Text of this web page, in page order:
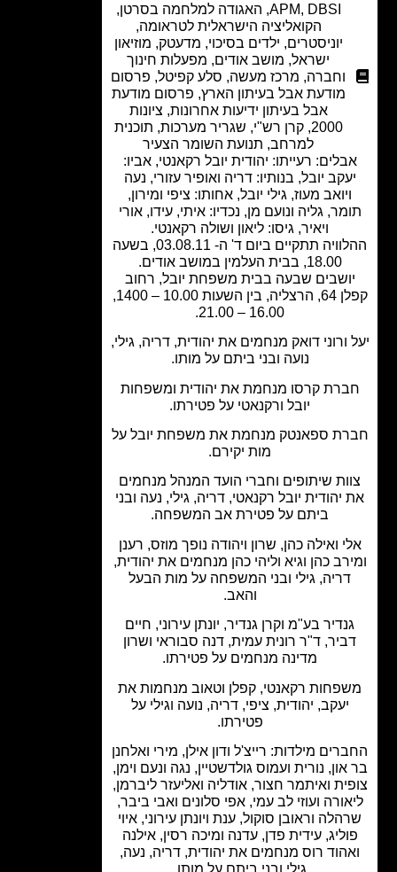
APM
, האגודה למלחמה בסרטן,
הקואליציה הישראלית לטראומה,
יוניסטרים,ילדים בסיכוי, מדעטק ,מוזיאון
מושב אודים,מפעלות חינוך
וחברה
מרכז מעשה, סלע קפיטל, פרסום
מודעת אבל בעיתון הארץ,פרסום מודעת
אבל בעיתון ידיעות אחרונות,ציונות
קרן רש"י,שגריר מערכות ,תוכנית
,תנועת השומר הצעיר
רעייתו: יהודית יובל רקאנטי, אביו:
יובל, בנותיו: דריה ואופיר עזורי, נעה
מעוז, גילי יובל, אחותו: ציפי ומירון,
גליה ונועם מן, נכדיו: איתי, עידו, אורי
ויאיר, גיסו: ליאון ושולה רקאנטי.
ההלוויה תתקיים ביום ד' ה- 03.08.11, בשעה
שבעה בבית משפחת יובל, רחוב
קפלן 64, הרצליה, בין השעות 10.00 – 1400,
ורוני דואק מנחמים את יהודית, דריה, גילי,
נועה ובני ביתם על מותו.
קרסו מנחמת את יהודית ומשפחות
יובל ורקנאטי על פטירתו.
ספאנטק מנחמת את משפחת יובל על
מות יקירם.
שיתופים וחברי הועד המנהל מנחמים
יהודית יובל רקנאטי, דריה, גילי, נעה ובני
ביתם על פטירת אב המשפחה.
ואילה כהן, שרון ויהודה נופך מוזס, רענן
כהן וגיא וליהי כהן מנחמים את יהודית,
דריה, גילי ובני המשפחה על מות הבעל
בע"מ וקרן גנדיר, יונתן עירוני, חיים
ד"ר רונית עמית, דנה סבוראי ושרון
מדינה מנחמים על פטירתו.
רקאנטי, קפלן וטאוב מנחמות את
יעקב, יהודית, ציפי, דריה, נועה וגילי על
מילדות: רייצ'ל ודון אילן, מירי ואלחנן
נורית ועמוס גולדשטיין, נגה ונעם וימן,
ואיתמר חצור, אודליה ואליעזר ליברמן,
ועוזי לב עמי, אפי סלונים ואבי ביבר,
וראובן סוקול, ענת ויונתן עירוני, איוי
עידית פדן, עדנה ומיכה רסין, אילנה
רוס מנחמים את יהודית, דריה, נעה,
גילי ובני ביתם על מותו.